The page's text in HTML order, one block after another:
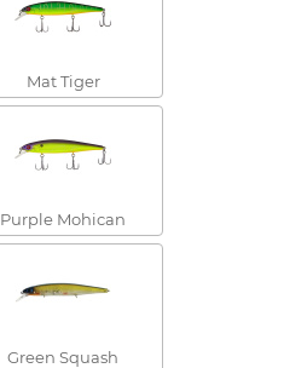
Mat Tiger
Purple Mohican
Green Squash